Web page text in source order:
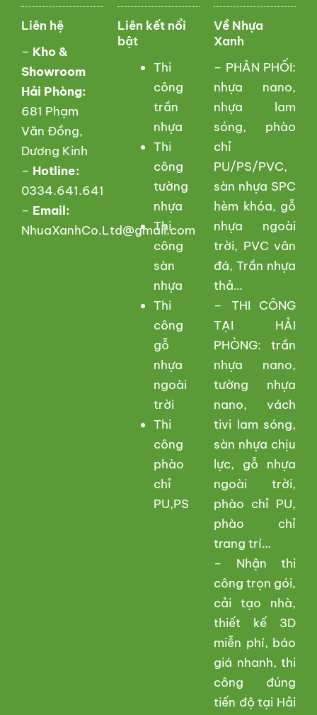
Liên hệ
– Kho &
Showroom
Hải Phòng:
681 Phạm
Văn Đồng,
Dương Kinh
– Hotline:
0334.641.641
– Email:
NhuaXanhCo.Ltd@gmail.com
Liên kết nổi
bật
Thi
công
trần
nhựa
Thi
công
tường
nhựa
Thi
công
sàn
nhựa
Thi
công
gỗ
nhựa
ngoài
trời
Thi
công
phào
chỉ
PU,PS
Về Nhựa
Xanh
– PHÂN PHỐI:
nhựa nano,
nhựa lam
sóng, phào
chỉ
PU/PS/PVC,
sàn nhựa SPC
hèm khóa, gỗ
nhựa ngoài
trời, PVC vân
đá, Trần nhựa
thả…
– THI CÔNG
TẠI HẢI
PHÒNG: trần
nhựa nano,
tường nhựa
nano, vách
tivi lam sóng,
sàn nhựa chịu
lực, gỗ nhựa
ngoài trời,
phào chỉ PU,
phào chỉ
trang trí…
– Nhận thi
công trọn gói,
cải tạo nhà,
thiết kế 3D
miễn phí, báo
giá nhanh, thi
công đúng
tiến độ tại Hải